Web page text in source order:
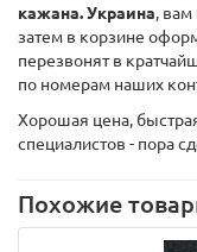
кажана. Украина, вам
затем в корзине
перезвонят в
по номерам наших
Хорошая цена,
специалистов - пора
Похожие